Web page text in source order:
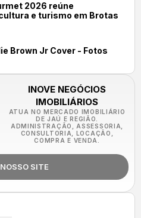
2026 reúne
e turismo em Brotas
Brown Jr Cover - Fotos
INOVE NEGÓCIOS
IMOBILIÁRIOS
ATUA NO MERCADO IMOBILIÁRIO
DE JAÚ E REGIÃO.
ADMINISTRAÇÃO, ASSESSORIA,
CONSULTORIA, LOCAÇÃO,
COMPRA E VENDA.
SITE